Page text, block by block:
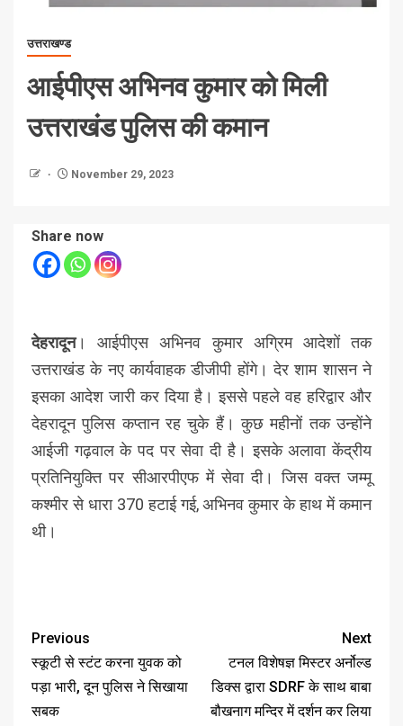
उत्तराखण्ड
आईपीएस अभिनव कुमार को मिली
उत्तराखंड पुलिस की कमान
November 29, 2023
Share now
देहरादून। आईपीएस अभिनव कुमार अग्रिम आदेशों तक
उत्तराखंड के नए कार्यवाहक डीजीपी होंगे। देर शाम शासन ने
इसका आदेश जारी कर दिया है। इससे पहले वह हरिद्वार और
देहरादून पुलिस कप्तान रह चुके हैं। कुछ महीनों तक उन्होंने
आईजी गढ़वाल के पद पर सेवा दी है। इसके अलावा केंद्रीय
प्रतिनियुक्ति पर सीआरपीएफ में सेवा दी। जिस वक्त जम्मू
कश्मीर से धारा 370 हटाई गई, अभिनव कुमार के हाथ में कमान
थी।
Previous
स्कूटी से स्टंट करना युवक को
पड़ा भारी, दून पुलिस ने सिखाया
सबक
Next
टनल विशेषज्ञ मिस्टर अर्नोल्ड
डिक्स द्वारा SDRF के साथ बाबा
बौखनाग मन्दिर में दर्शन कर लिया